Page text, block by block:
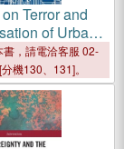
Terror and
of Urban
，請電洽客服 02-
機130、131]。